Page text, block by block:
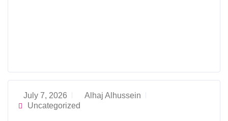
July 7, 2026
Alhaj Alhussein
Uncategorized